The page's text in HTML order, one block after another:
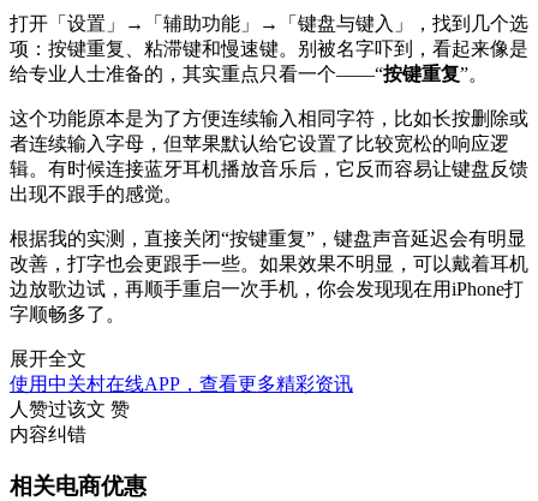
打开「设置」→「辅助功能」→「键盘与键入」，找到几个选
项：按键重复、粘滞键和慢速键。别被名字吓到，看起来像是
给专业人士准备的，其实重点只看一个——“按键重复”。
这个功能原本是为了方便连续输入相同字符，比如长按删除或
者连续输入字母，但苹果默认给它设置了比较宽松的响应逻
辑。有时候连接蓝牙耳机播放音乐后，它反而容易让键盘反馈
出现不跟手的感觉。
根据我的实测，直接关闭“按键重复”，键盘声音延迟会有明显
改善，打字也会更跟手一些。如果效果不明显，可以戴着耳机
边放歌边试，再顺手重启一次手机，你会发现现在用iPhone打
字顺畅多了。
展开全文
使用中关村在线APP，查看更多精彩资讯
人赞过该文 赞
内容纠错
相关电商优惠